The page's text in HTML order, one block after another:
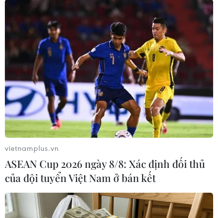
dọa, sử dụng chiêu trò lừa đảo nhằm chiếm đoạt
tài sản của người nộp thuế…
Khi người dân làm theo, các đối tượng sẽ chiếm
quyền điều khiển điện thoại, chiếm dụng tài
khoản ngân hàng và thực hiện hành vi lấy hết
tiền trong tài khoản ngân hàng.
Bảo hiểm Xã hội tỉnh Khánh Hòa khuyến cáo
trong mọi trường hợp có liên quan đến việc
tham gia, thụ hưởng chế độ bảo hiểm xã hội,
hiểm xã hội, bảo hiểm y tế, cài đặt VsslD-BHXH
số, Bảo hiểm xã hội tỉnh không thực hiện việc
gọi điện thoại để yêu cầu cung cấp thông tin cá
nhân.
vietnamplus.vn
ASEAN Cup 2026 ngày 8/8: Xác định đối thủ
của đội tuyển Việt Nam ở bán kết